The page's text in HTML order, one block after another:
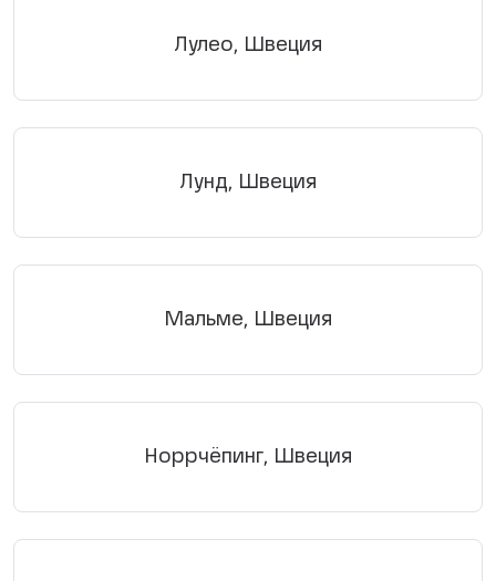
Лулео, Швеция
Лунд, Швеция
Мальме, Швеция
Норрчёпинг, Швеция